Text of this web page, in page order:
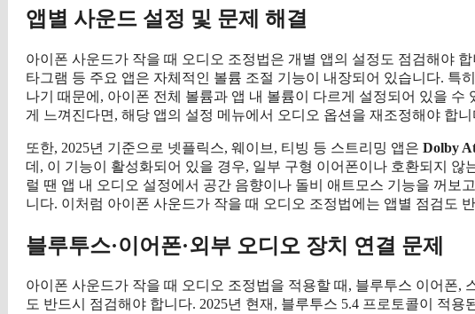
앱별 사운드 설정 및 문제 해결
아이폰 사운드가 작을 때 오디오 조정법은 개별 앱의 설정도 점검해야
타그램 등 주요 앱은 자체적인 볼륨 조절 기능이 내장되어 있습니다. 특
나기 때문에, 아이폰 전체 볼륨과 앱 내 볼륨이 다르게 설정되어 있을
게 느껴진다면, 해당 앱의 설정 메뉴에서 오디오 옵션을 재조정해야 합니
또한, 2025년 기준으로 넷플릭스, 웨이브, 티빙 등 스트리밍 앱은 Dolby
데, 이 기능이 활성화되어 있을 경우, 일부 구형 이어폰이나 호환되지 않
럴 땐 앱 내 오디오 설정에서 공간 음향이나 돌비 애트모스 기능을 꺼보
니다. 이처럼 아이폰 사운드가 작을 때 오디오 조정법에는 앱별 점검도
블루투스·이어폰·외부 오디오 장치 연결 문제
아이폰 사운드가 작을 때 오디오 조정법을 적용할 때, 블루투스 이어폰,
도 반드시 점검해야 합니다. 2025년 현재, 블루투스 5.4 프로토콜이 적